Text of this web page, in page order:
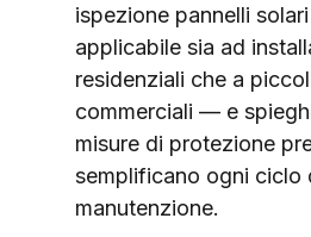
ispezione pannelli
applicabile sia ad
residenziali che a
commerciali — e
misure di protezione
semplificano ogni ciclo
manutenzione.